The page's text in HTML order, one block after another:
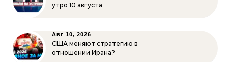
утро 10 августа
Авг 10, 2026
США меняют стратегию в
отношении Ирана?